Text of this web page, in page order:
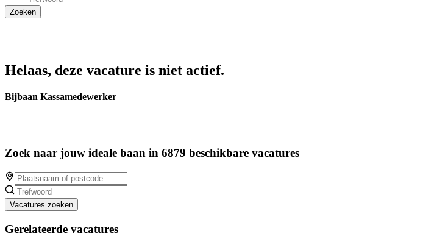
Helaas, deze vacature is niet actief.
Bijbaan Kassamedewerker
Zoek naar jouw ideale baan in 6879 beschikbare vacatures
Vacatures zoeken
Gerelateerde vacatures